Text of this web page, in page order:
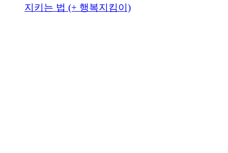
지키는 법 (+ 행복지킴이)